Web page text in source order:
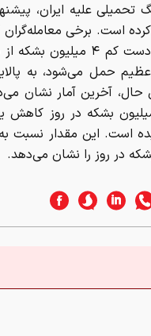
تحمیلی علیه ایران،
است. برخی معامله‌گران
به افشای نامشان ندارند، به بلومبرگ گفتند که
حمل می‌شود، به
آخرین آمار نشان
در ماه گذشته میلادی حدود 7.8 میلیون بشکه در
است. این مقدار نسبت به